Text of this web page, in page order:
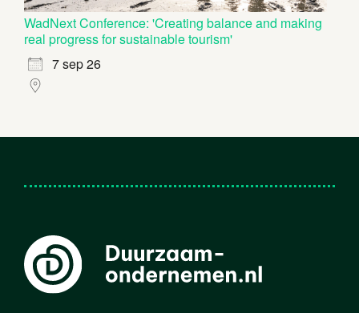
WadNext Conference: 'Creating balance and making
real progress for sustainable tourism'
7 sep 26